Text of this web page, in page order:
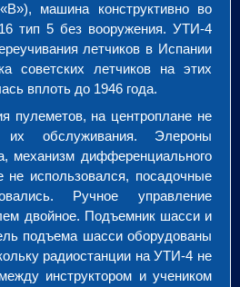
машина конструктивно во
тип 5 без вооружения. УТИ-4
летчиков в Испании
советских летчиков на этих
вплоть до 1946 года.
пулеметов, на центроплане не
обслуживания. Элероны
механизм дифференциального
не использовался, посадочные
Ручное управление
двойное. Подъемник шасси и
подъема шасси оборудованы
радиостанции на УТИ-4 не
инструктором и учеником